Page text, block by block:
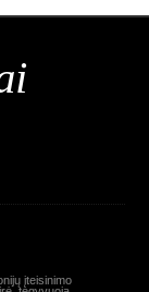
įteisinimo